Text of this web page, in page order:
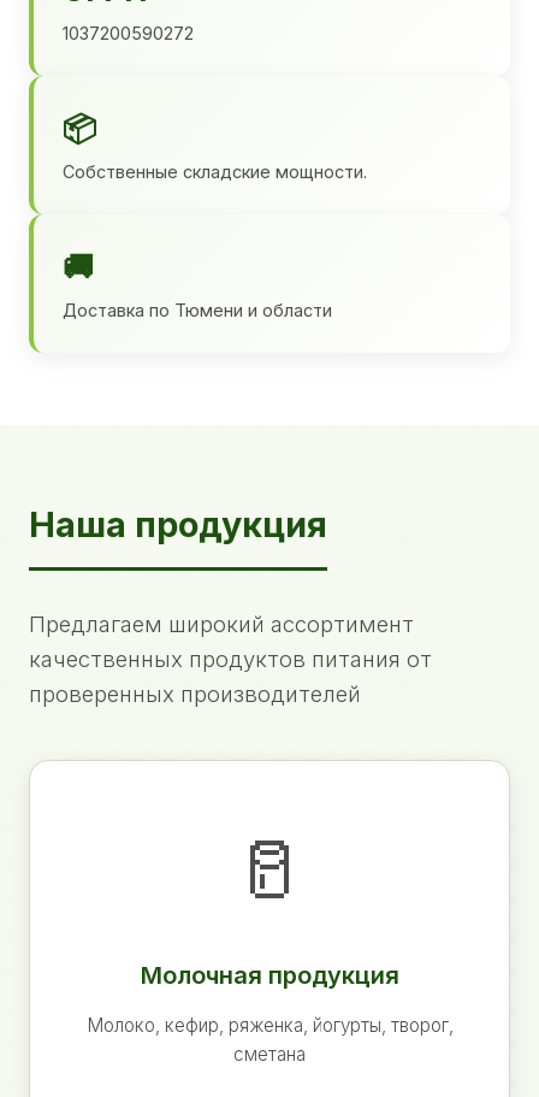
1037200590272
📦
Собственные складские мощности.
🚚
Доставка по Тюмени и области
Наша продукция
Предлагаем широкий ассортимент
качественных продуктов питания от
проверенных производителей
🥛
Молочная продукция
Молоко, кефир, ряженка, йогурты, творог,
сметана